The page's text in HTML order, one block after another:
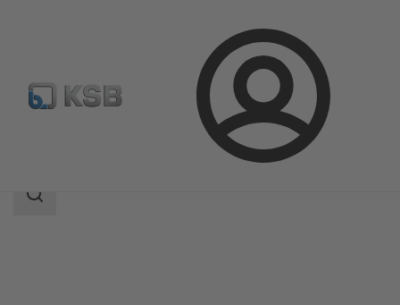
Login
PumpDrive R (KSB202)
Sökomfattning